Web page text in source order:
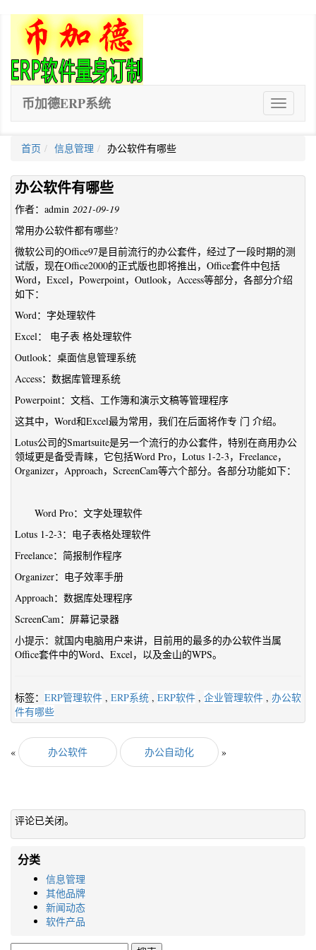
ERP
软
币加德ERP系统
首页 信息管理 办公软件有哪些
办公软件有哪些
作者：admin 2021-09-19
常用办公软件都有哪些?
微软公司的Office97是目前流行的办公套件，经过了一段时期的测
试版，现在Office2000的正式版也即将推出，Office套件中包括
Word，Excel，Powerpoint，Outlook，Access等部分，各部分介绍
如下：
Word：字处理软件
Excel： 电子表 格处理软件
Outlook：桌面信息管理系统
Access：数据库管理系统
Powerpoint：文档、工作簿和演示文稿等管理程序
这其中，Word和Excel最为常用，我们在后面将作专 门 介绍。
Lotus公司的Smartsuite是另一个流行的办公套件，特别在商用办公
领域更是备受青睐，它包括Word Pro，Lotus 1-2-3，Freelance，
Organizer，Approach，ScreenCam等六个部分。各部分功能如下：
Word Pro：文字处理软件
Lotus 1-2-3：电子表格处理软件
Freelance：简报制作程序
Organizer：电子效率手册
Approach：数据库处理程序
ScreenCam：屏幕记录器
小提示：就国内电脑用户来讲，目前用的最多的办公软件当属
Office套件中的Word、Excel，以及金山的WPS。
标签： ERP管理软件 , ERP系统 , ERP软件 , 企业管理软件 , 办公软
件有哪些
« 办公软件 办公自动化 »
评论已关闭。
分类
信息管理
其他品牌
新闻动态
软件产品